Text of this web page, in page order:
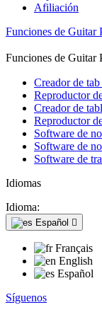
Afiliación
Funciones de Guitar
Funciones de Guitar
Creador de
Reproductor
Creador de
Reproductor
Software de
Software de
Software de
Idiomas
Idioma:
Español 
Français
English
Español
Síguenos